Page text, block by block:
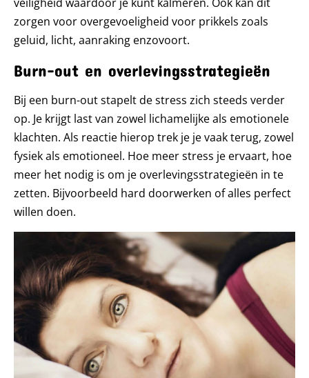
zorgen voor overgevoeligheid voor prikkels zoals
geluid, licht, aanraking enzovoort.
Burn-out en overlevingsstrategieën
Bij een burn-out stapelt de stress zich steeds verder
op. Je krijgt last van zowel lichamelijke als emotionele
klachten. Als reactie hierop trek je je vaak terug, zowel
fysiek als emotioneel. Hoe meer stress je ervaart, hoe
meer het nodig is om je overlevingsstrategieën in te
zetten. Bijvoorbeeld hard doorwerken of alles perfect
willen doen.